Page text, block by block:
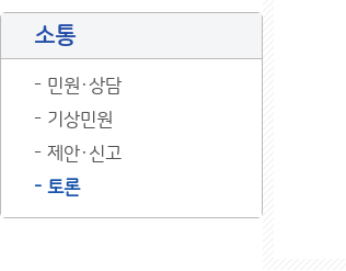
소통
민원·상담
기상민원
제안·신고
토론